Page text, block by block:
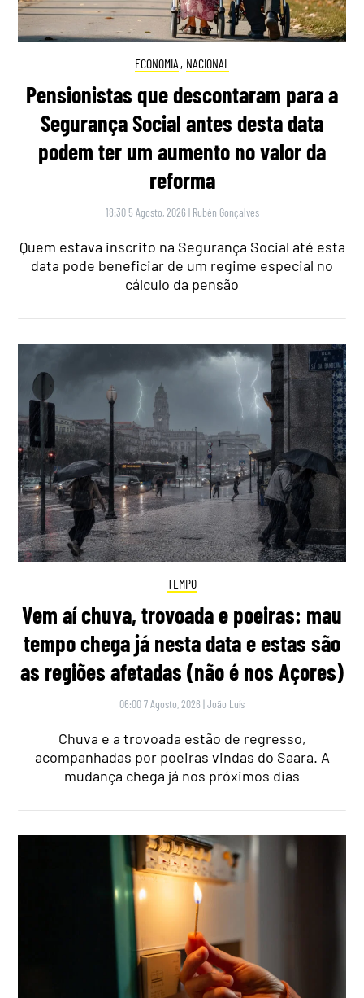
ECONOMIA , NACIONAL
Pensionistas que descontaram para a
Segurança Social antes desta data
podem ter um aumento no valor da
reforma
18:30 5 Agosto, 2026 | Rubén Gonçalves
Quem estava inscrito na Segurança Social até esta
data pode beneficiar de um regime especial no
cálculo da pensão
TEMPO
Vem aí chuva, trovoada e poeiras: mau
tempo chega já nesta data e estas são
as regiões afetadas (não é nos Açores)
06:00 7 Agosto, 2026 |João Luís
Chuva e a trovoada estão de regresso,
acompanhadas por poeiras vindas do Saara. A
mudança chega já nos próximos dias